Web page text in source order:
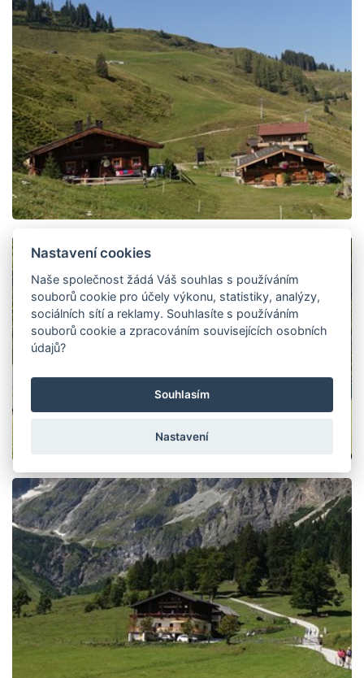
Nastavení cookies
Naše společnost žádá Váš souhlas s používáním
souborů cookie pro účely výkonu, statistiky, analýzy,
sociálních sítí a reklamy. Souhlasíte s používáním
souborů cookie a zpracováním souvisejících osobních
údajů?
Souhlasím
Nastavení